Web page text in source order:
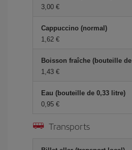
3,00 €
Cappuccino (normal)
1,62 €
Boisson fraîche (bouteille
1,43 €
Eau (bouteille de 0,33 litre)
0,95 €
Transports